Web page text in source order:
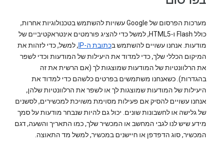
מערכות הפרסום של Google עשויות להשתמש בטכנולוגיות אחרות,
כולל Flash ו-HTML5, למשל כדי להציג פורמטים אינטראקטיביים של
מודעות. אנחנו עשויים להשתמש בכתובת ה-IP
, למשל, כדי לזהות את
המיקום הכללי שלך, כדי למדוד את היעילות של המודעות וכדי לשפר
את הרלוונטיות של המודעות שמוצגות לך (אם הרשית את זה
בהגדרות). כשאנחנו משתמשים בפרטים כלשהם כדי למדוד את
היעילות של המודעות שמוצגות לך או לשפר את הרלוונטיות שלהן,
אנחנו עשויים להסיק אם פעילות מסוימת משויכת למכשירים, לסשנים
של גלישה או לחשבונות שונים. יכול גם להיות שנבחר מודעות על סמך
מידע שיש לנו לגבי המחשב או המכשיר שלך, כמו התאריך והשעה, דגם
המכשיר, סוג הדפדפן או חיישנים במכשיר, למשל מד התאוצה.